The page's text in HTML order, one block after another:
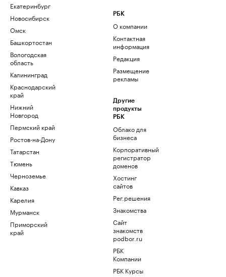
Екатеринбург
Новосибирск
Омск
Башкортостан
Вологодская
область
Калининград
Краснодарский
край
Нижний
Новгород
Пермский край
Ростов-на-Дону
Татарстан
Тюмень
Черноземье
Кавказ
Карелия
Мурманск
Приморский
край
РБК
О компании
Контактная
информация
Редакция
Размещение
рекламы
Другие
продукты
РБК
Облако для
бизнеса
Корпоративный
регистратор
доменов
Хостинг
сайтов
Рег.решения
Знакомства
Сайт
знакомств
podbor.ru
РБК
Компании
РБК Курсы